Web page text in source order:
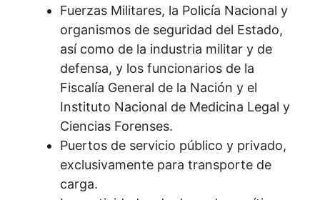
Fuerzas Militares, la Policía Nacional y
organismos de seguridad del Estado,
así como de la industria militar y de
defensa, y los funcionarios de la
Fiscalía General de la Nación y el
Instituto Nacional de Medicina Legal y
Ciencias Forenses.
Puertos de servicio público y privado,
exclusivamente para transporte de
carga.